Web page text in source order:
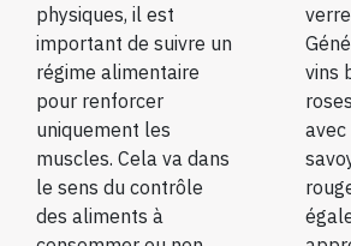
physiques, il est
important de suivre un
régime alimentaire
pour renforcer
uniquement les
muscles. Cela va dans
le sens du contrôle
des aliments à
vins
avec